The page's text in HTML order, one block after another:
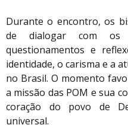
Durante o encontro, os
de dialogar com os
questionamentos e
identidade, o carisma e a
no Brasil. O momento
a missão das POM e sua
coração do povo de
universal.